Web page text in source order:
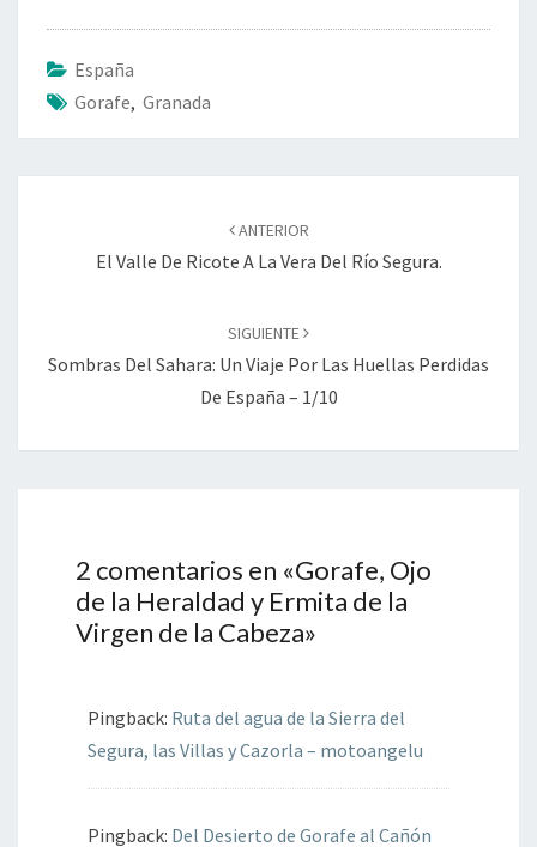
España
Gorafe, Granada
entradas
ANTERIOR
El Valle De Ricote A La Vera Del Río Segura.
SIGUIENTE
Sombras Del Sahara: Un Viaje Por Las Huellas Perdidas
De España – 1/10
2 comentarios en «Gorafe, Ojo
de la Heraldad y Ermita de la
Virgen de la Cabeza»
Pingback: Ruta del agua de la Sierra del
Segura, las Villas y Cazorla – motoangelu
Pingback: Del Desierto de Gorafe al Cañón